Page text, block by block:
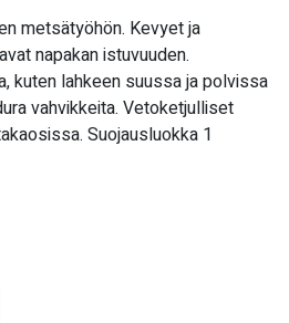
metsätyöhön. Kevyet ja
napakan istuvuuden.
kuten lahkeen suussa ja polvissa
vahvikkeita. Vetoketjulliset
Suojausluokka 1